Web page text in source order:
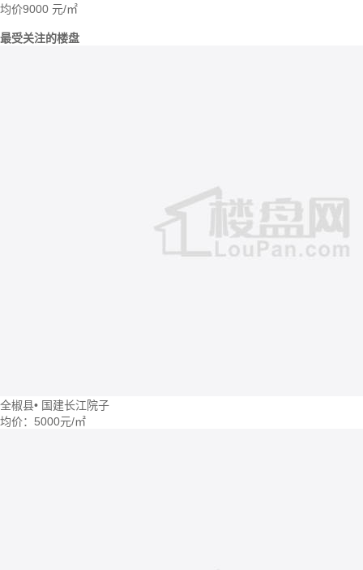
均价9000 元/㎡
最受关注的楼盘
全椒县• 国建长江院子
均价： 5000元/㎡